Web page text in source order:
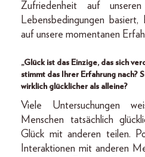
Zufriedenheit auf
Lebensbedingungen
auf unsere momentanen
„Glück ist das Einzige, das sich
stimmt das Ihrer Erfahrung nach?
wirklich glücklicher als alleine?
Viele Untersuchungen
Menschen tatsächlich
Glück mit anderen teilen.
Interaktionen mit anderen